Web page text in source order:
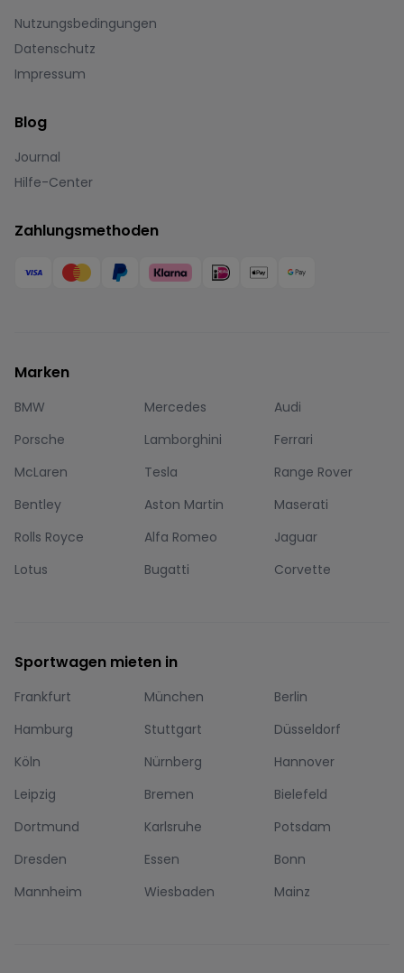
Nutzungsbedingungen
Datenschutz
Impressum
Blog
Journal
Hilfe-Center
Zahlungsmethoden
Marken
BMW Mercedes
Audi
Porsche
Lamborghini
Ferrari
McLaren
Tesla
Range Rover
Bentley
Aston Martin
Maserati
Rolls Royce
Alfa Romeo
Jaguar
Lotus
Bugatti Corvette
Sportwagen mieten in
Frankfurt München
Berlin
Hamburg
Stuttgart
Düsseldorf
Köln
Nürnberg
Hannover
Leipzig
Bremen
Bielefeld
Dortmund
Karlsruhe
Potsdam
Dresden
Essen
Bonn
Mannheim
Wiesbaden Mainz